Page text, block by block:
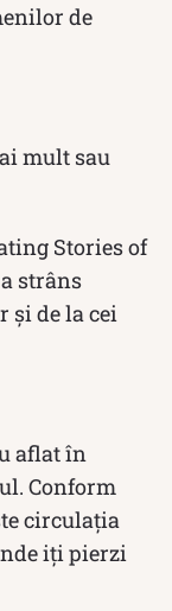
de
mult sau
Stories of
strâns
şi de la cei
aflat în
Conform
circulația
iți pierzi